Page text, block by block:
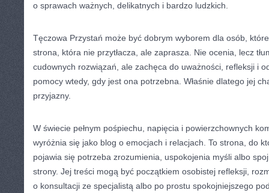
o sprawach ważnych, delikatnych i bardzo ludzkich.
Tęczowa Przystań może być dobrym wyborem dla osób,
strona, która nie przytłacza, ale zaprasza. Nie ocenia, lecz
cudownych rozwiązań, ale zachęca do uważności, refleksji i
pomocy wtedy, gdy jest ona potrzebna. Właśnie dlatego jej
przyjazny.
W świecie pełnym pośpiechu, napięcia i powierzchownych
wyróżnia się jako blog o emocjach i relacjach. To strona, do
pojawia się potrzeba zrozumienia, uspokojenia myśli albo
strony. Jej treści mogą być początkiem osobistej refleksji,
o konsultacji ze specjalistą albo po prostu spokojniejszego